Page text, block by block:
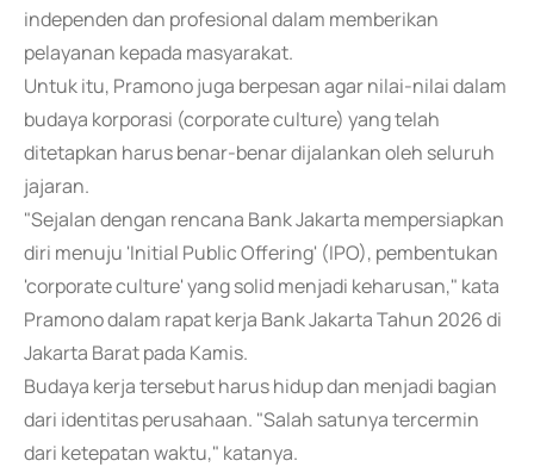
independen dan profesional dalam memberikan
pelayanan kepada masyarakat.
Untuk itu, Pramono juga berpesan agar nilai-nilai dalam
budaya korporasi (corporate culture) yang telah
ditetapkan harus benar-benar dijalankan oleh seluruh
jajaran.
"Sejalan dengan rencana Bank Jakarta mempersiapkan
diri menuju 'Initial Public Offering' (IPO), pembentukan
'corporate culture' yang solid menjadi keharusan," kata
Pramono dalam rapat kerja Bank Jakarta Tahun 2026 di
Jakarta Barat pada Kamis.
Budaya kerja tersebut harus hidup dan menjadi bagian
dari identitas perusahaan. "Salah satunya tercermin
dari ketepatan waktu," katanya.